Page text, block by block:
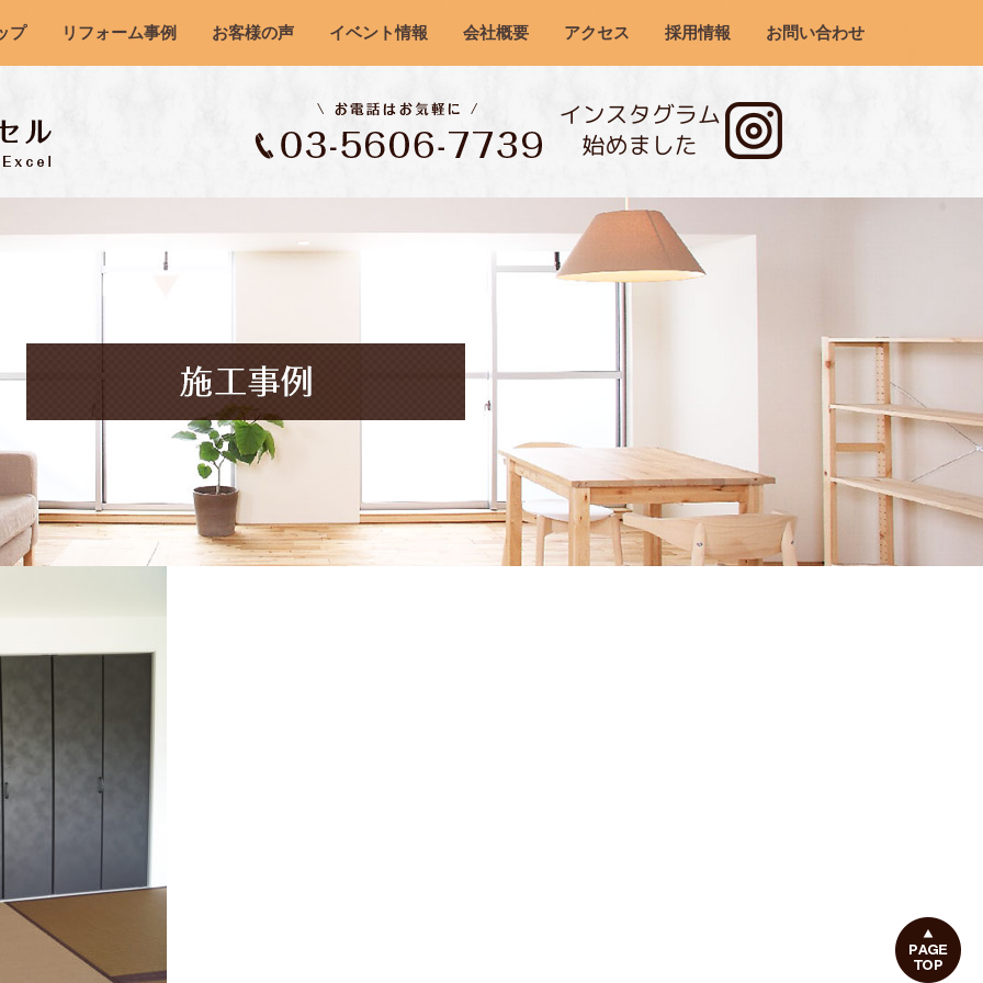
プ リフォーム事例 お客様の声 イベント情報 会社概要 アクセス 採用情報 お問い合わせ